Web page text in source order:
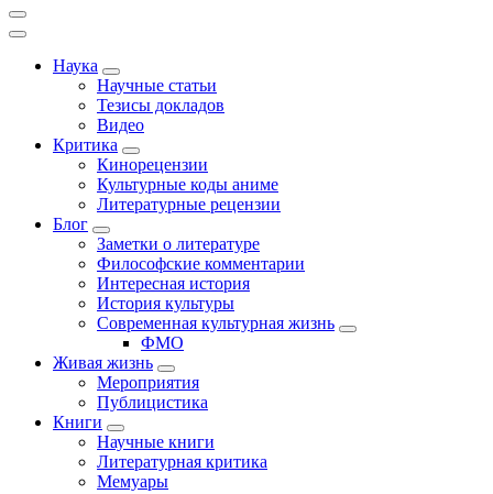
Наука
Научные статьи
Тезисы докладов
Видео
Критика
Кинорецензии
Культурные коды аниме
Литературные рецензии
Блог
Заметки о литературе
Философские комментарии
Интересная история
История культуры
Современная культурная жизнь
ФМО
Живая жизнь
Мероприятия
Публицистика
Книги
Научные книги
Литературная критика
Мемуары